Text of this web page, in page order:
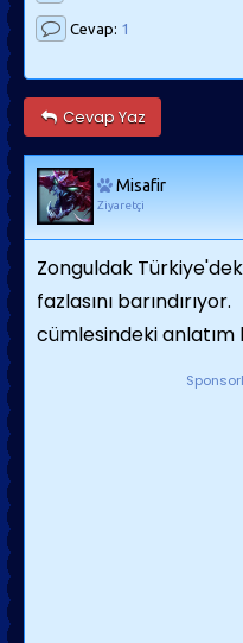
Cevap: 1
Cevap Yaz
Misafir
Ziyaretçi
Zonguldak
fazlasını barındırıyor.
cümlesindeki